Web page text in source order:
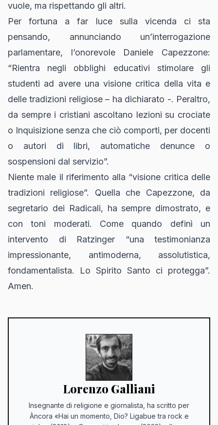
vuole, ma rispettando gli altri.
Per fortuna a far luce sulla vicenda ci sta
pensando, annunciando un’interrogazione
parlamentare, l’onorevole Daniele Capezzone:
“Rientra negli obblighi educativi stimolare gli
studenti ad avere una visione critica della vita e
delle tradizioni religiose – ha dichiarato -. Peraltro,
da sempre i cristiani ascoltano lezioni su crociate
o Inquisizione senza che ciò comporti, per docenti
o autori di libri, automatiche denunce o
sospensioni dal servizio”.
Niente male il riferimento alla “visione critica delle
tradizioni religiose”. Quella che Capezzone, da
segretario dei Radicali, ha sempre dimostrato, e
con toni moderati. Come quando definì un
intervento di Ratzinger “una testimonianza
impressionante, antimoderna, assolutistica,
fondamentalista. Lo Spirito Santo ci protegga”.
Amen.
Lorenzo Galliani
Insegnante di religione e giornalista, ha scritto per
Àncora «Hai un momento, Dio? Ligabue tra rock e